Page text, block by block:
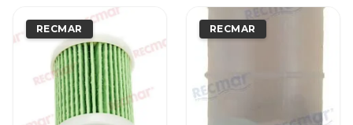
RECMAR RECMAR